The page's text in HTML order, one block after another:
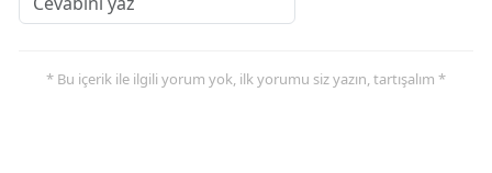
* Bu içerik ile ilgili yorum yok, ilk yorumu siz yazın, tartışalım *